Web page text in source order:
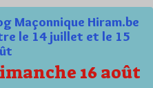
Maçonnique Hiram.be
le 14 juillet et le 15
16 août